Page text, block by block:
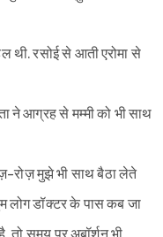
थी. रसोई से आती एरोमा से
ने आग्रह से मम्मी को भी साथ
रोज़ मुझे भी साथ बैठा लेते
लोग डॉक्टर के पास कब जा